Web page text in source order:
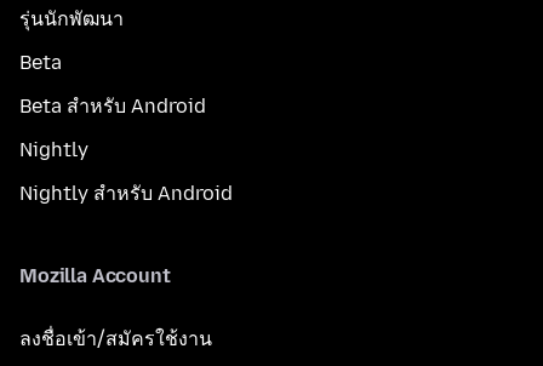
รุ่นนักพัฒนา
Beta
Beta สำหรับ Android
Nightly
Nightly สำหรับ Android
Mozilla Account
ลงชื่อเข้า/สมัครใช้งาน